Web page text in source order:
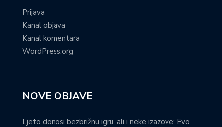
Prijava
Kanal objava
Kanal komentara
WordPress.org
NOVE OBJAVE
Ljeto donosi bezbrižnu igru, ali i neke izazove: Evo